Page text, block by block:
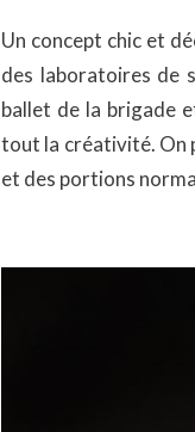
Un concept chic et
des laboratoires de
ballet de la brigade
tout la créativité. On
et des portions